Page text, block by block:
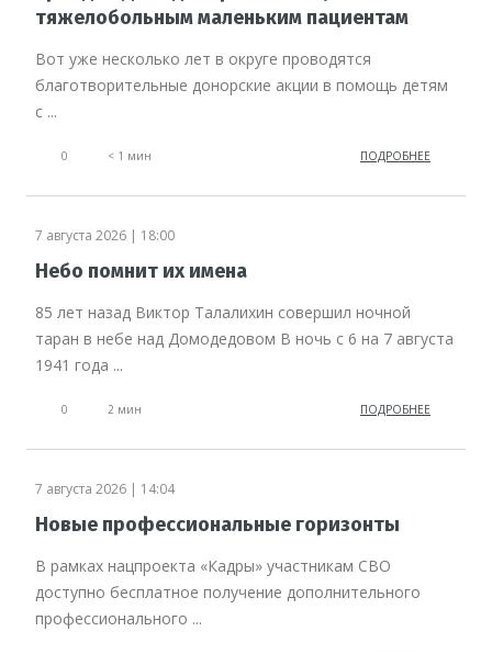
тяжелобольным маленьким пациентам
Вот уже несколько лет в округе проводятся
благотворительные донорские акции в помощь детям
с ...
0 < 1 мин ПОДРОБНЕЕ
7 августа 2026 | 18:00
Небо помнит их имена
85 лет назад Виктор Талалихин совершил ночной
таран в небе над Домодедовом В ночь с 6 на 7 августа
1941 года ...
0 2 мин ПОДРОБНЕЕ
7 августа 2026 | 14:04
Новые профессиональные горизонты
В рамках нацпроекта «Кадры» участникам СВО
доступно бесплатное получение дополнительного
профессионального ...